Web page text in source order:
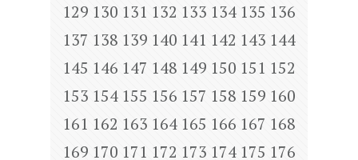
129 130 131 132 133 134 135 136
137 138 139 140 141 142 143 144
145 146 147 148 149 150 151 152
153 154 155 156 157 158 159 160
161 162 163 164 165 166 167 168
169 170 171 172 173 174 175 176